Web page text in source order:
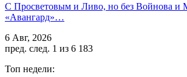
С Просветовым и Ливо, но без Войнова и
«Авангард»…
6 Авг, 2026
пред. след. 1 из 6 183
Топ недели: